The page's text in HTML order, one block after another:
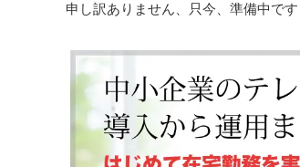
申し訳ありません、只今、準備中です